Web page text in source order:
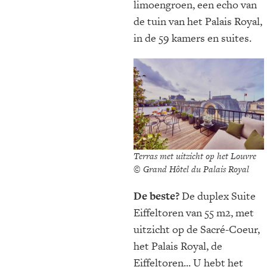
limoengroen, een echo van
de tuin van het Palais Royal,
in de 59 kamers en suites.
Terras met uitzicht op het Louvre
© Grand Hôtel du Palais Royal
De beste?De duplex Suite
Eiffeltoren van 55 m2, met
uitzicht op de Sacré-Coeur,
het Palais Royal, de
Eiffeltoren... U hebt het